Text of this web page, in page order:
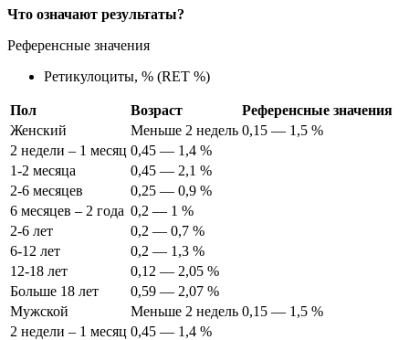
Что означают результаты?
Референсные значения
Ретикулоциты, % (RET %)
Пол Возраст
Референсные значения
Женский
Меньше 2 недель 0,15 — 1,5 %
2 недели – 1 месяц 0,45 — 1,4 %
1-2 месяца
0,45 — 2,1 %
2-6 месяцев
0,25 — 0,9 %
6 месяцев – 2 года 0,2 — 1 %
2-6 лет
0,2 — 0,7 %
6-12 лет
0,2 — 1,3 %
12-18 лет
0,12 — 2,05 %
Больше 18 лет
0,59 — 2,07 %
Мужской
Меньше 2 недель 0,15 — 1,5 %
2 недели – 1 месяц 0,45 — 1,4 %